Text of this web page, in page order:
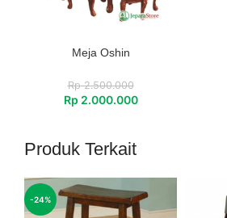
Meja Oshin
Rp2.500.000
Rp 2.000.000
Produk Terkait
-24%